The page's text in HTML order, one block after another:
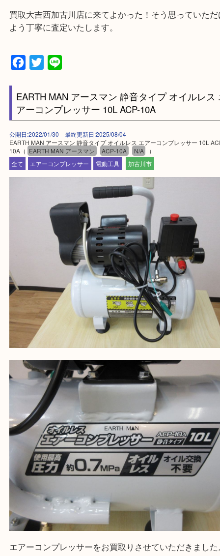
買取大吉西加古川店に来てよかった！そう思ってい
よう丁寧に査定いたします。
Facebook
Twitter
Line
EARTH MAN アースマン 静音タイプ オイル
アーコンプレッサー 10L ACP-10A
公開日:2022/01/30 最終更新日:2025/08/04
EARTH MAN アースマン 静音タイプ オイルレス エアーコンプレッサー
10A（ EARTH MAN アースマン ACP-10A N/A ）
エアーコンプレッサー 電動工具 加古川市